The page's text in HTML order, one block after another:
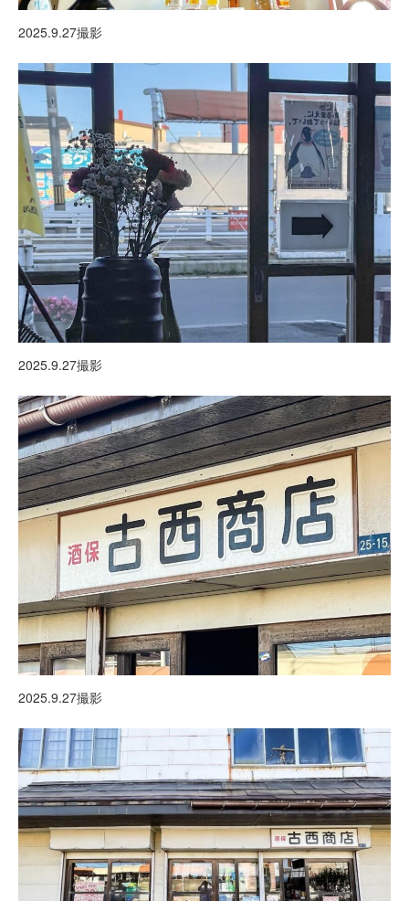
2025.9.27撮影
2025.9.27撮影
2025.9.27撮影